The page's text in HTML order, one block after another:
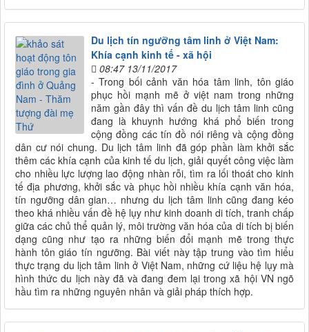
Du lịch tín ngưỡng tâm linh ở Việt Nam:
Khía cạnh kinh tế - xã hội
08:47 13/11/2017
- Trong bối cảnh văn hóa tâm linh, tôn giáo
phục hồi mạnh mẽ ở việt nam trong những
năm gần đây thì vấn đề du lịch tâm linh cũng
đang là khuynh hướng khá phổ biến trong
cộng đồng các tín đồ nói riêng và cộng đồng
dân cư nói chung. Du lịch tâm linh đã góp phần làm khởi sắc
thêm các khía cạnh của kinh tế du lịch, giải quyết công việc làm
cho nhiều lực lượng lao động nhàn rỗi, tìm ra lối thoát cho kinh
tế địa phương, khởi sắc và phục hồi nhiều khía cạnh văn hóa,
tín ngưỡng dân gian… nhưng du lịch tâm linh cũng đang kéo
theo khá nhiều vấn đề hệ lụy như kinh doanh di tích, tranh chấp
giữa các chủ thể quản lý, môi trường văn hóa của di tích bị biến
dạng cũng như tạo ra những biến đổi mạnh mẽ trong thực
hành tôn giáo tín ngưỡng. Bài viết này tập trung vào tìm hiểu
thực trạng du lịch tâm linh ở Việt Nam, những cứ liệu hệ lụy mà
hình thức du lịch này đã và đang đem lại trong xã hội VN ngõ
hầu tìm ra những nguyên nhân và giải pháp thích hợp.